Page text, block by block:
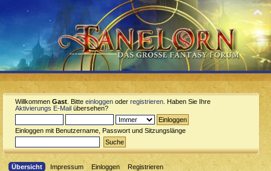
Willkommen Gast . Bitte einloggen oder registrieren . Haben Sie Ihre
Aktivierungs E-Mail übersehen?
Einloggen mit Benutzername, Passwort und Sitzungslänge
Übersicht Impressum Einloggen Registrieren